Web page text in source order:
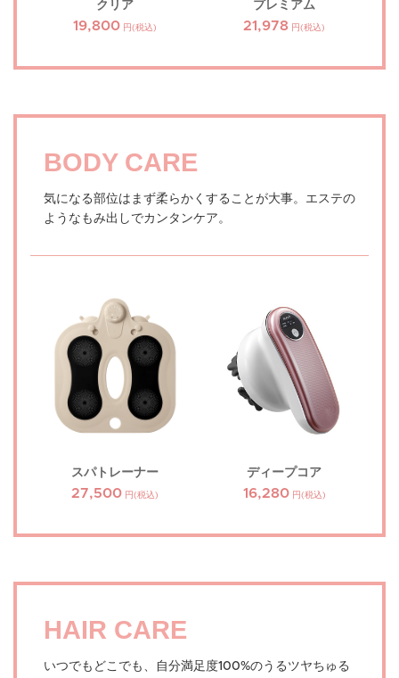
クリア
19,800 円(税込)
プレミアム
21,978 円(税込)
BODY CARE
気になる部位はまず柔らかくすることが大事。エステの
ようなもみ出しでカンタンケア。
スパトレーナー
27,500 円(税込)
ディープコア
16,280 円(税込)
HAIR CARE
いつでもどこでも、自分満足度100%のうるツヤちゅる